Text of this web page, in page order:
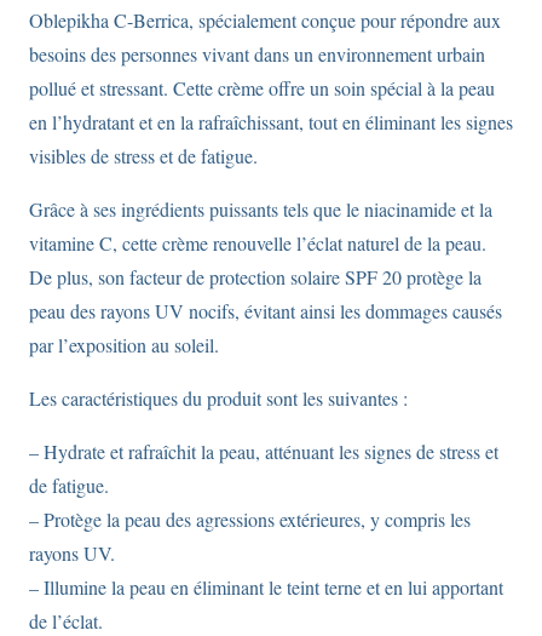
Oblepikha C-Berrica, spécialement conçue pour répondre aux
besoins des personnes vivant dans un environnement urbain
pollué et stressant. Cette crème offre un soin spécial à la peau
en l’hydratant et en la rafraîchissant, tout en éliminant les signes
visibles de stress et de fatigue.
Grâce à ses ingrédients puissants tels que le niacinamide et la
vitamine C, cette crème renouvelle l’éclat naturel de la peau.
De plus, son facteur de protection solaire SPF 20 protège la
peau des rayons UV nocifs, évitant ainsi les dommages causés
par l’exposition au soleil.
Les caractéristiques du produit sont les suivantes :
– Hydrate et rafraîchit la peau, atténuant les signes de stress et
de fatigue.
– Protège la peau des agressions extérieures, y compris les
rayons UV.
– Illumine la peau en éliminant le teint terne et en lui apportant
de l’éclat.